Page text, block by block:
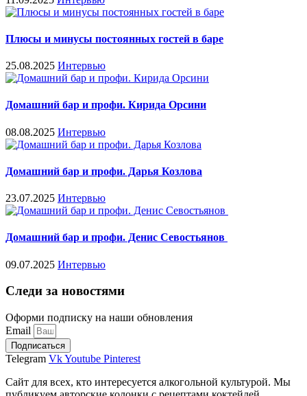
Плюсы и минусы постоянных гостей в баре
25.08.2025 Интервью
Домашний бар и профи. Кирида Орсини
08.08.2025 Интервью
Домашний бар и профи. Дарья Козлова
23.07.2025 Интервью
Домашний бар и профи. Денис Севостьянов
09.07.2025 Интервью
Следи за новостями
Оформи подписку на наши обновления
Email
Подписаться
Telegram VkYoutube Pinterest
Сайт для всех, кто интересуется алкогольной культурой. Мы